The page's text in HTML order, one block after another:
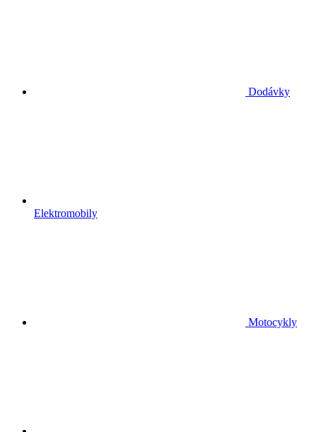
Dodávky
Elektromobily
Motocykly